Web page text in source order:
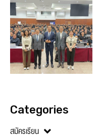
Categories
สมัครเรียน